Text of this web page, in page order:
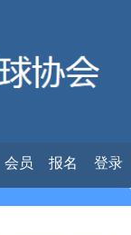
会员 报名 登录